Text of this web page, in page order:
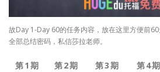
故Day 1-Day 60的任务内容，放在这里方便前
全部总结密码，私信莎拉老师。
第1期 第2期 第3期 第4期